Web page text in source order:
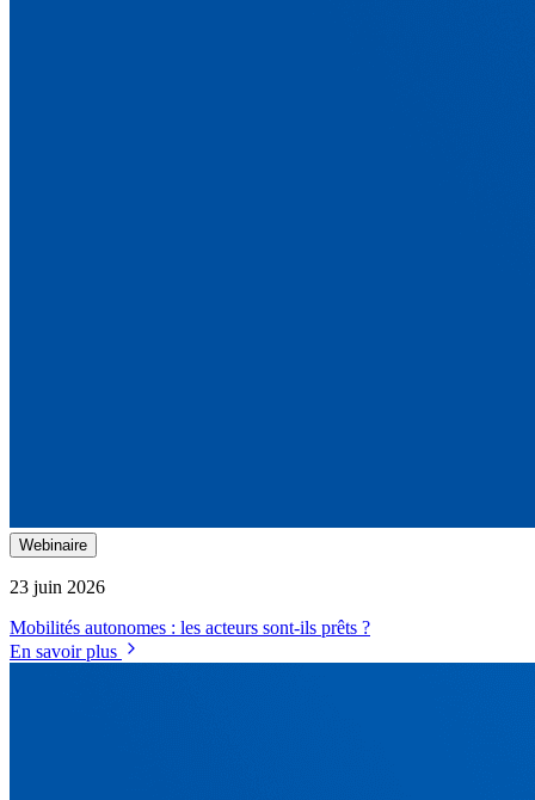
Webinaire
23 juin 2026
Mobilités autonomes : les acteurs sont-ils prêts ?
En savoir plus